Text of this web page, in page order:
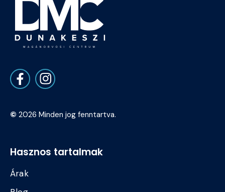
© 2026 Minden jog fenntartva.
Hasznos tartalmak
Árak